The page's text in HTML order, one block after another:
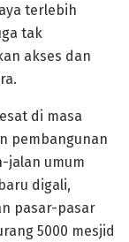
terlebih
tak
akses dan
di masa
pembangunan
jalan umum
digali,
pasar-pasar
5000 mesjid